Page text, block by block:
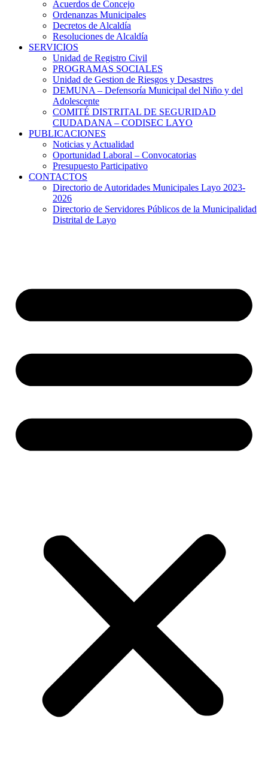
Acuerdos de Concejo
Ordenanzas Municipales
Decretos de Alcaldía
Resoluciones de Alcaldía
SERVICIOS
Unidad de Registro Civil
PROGRAMAS SOCIALES
Unidad de Gestion de Riesgos y Desastres
DEMUNA – Defensoría Municipal del Niño y del
Adolescente
COMITÉ DISTRITAL DE SEGURIDAD
CIUDADANA – CODISEC LAYO
PUBLICACIONES
Noticias y Actualidad
Oportunidad Laboral – Convocatorias
Presupuesto Participativo
CONTACTOS
Directorio de Autoridades Municipales Layo 2023-
2026
Directorio de Servidores Públicos de la Municipalidad
Distrital de Layo